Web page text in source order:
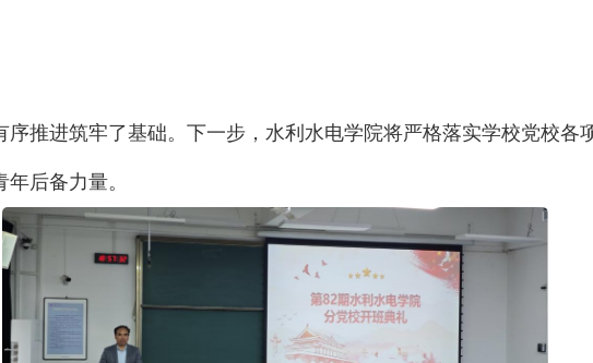
推进筑牢了基础。下一步，水利水电学院将严格落实学校党校
后备力量。